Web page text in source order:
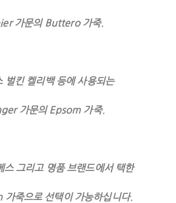
가문의 Buttero 가죽.
벌킨 켈리백 등에 사용되는
가문의 Epsom 가죽.
스 그리고 명품 브랜드에서 택한
가죽으로 선택이 가능하십니다.